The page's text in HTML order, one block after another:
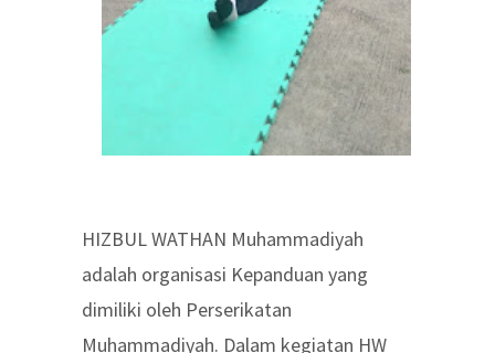
HIZBUL WATHAN Muhammadiyah
adalah organisasi Kepanduan yang
dimiliki oleh Perserikatan
Muhammadiyah. Dalam kegiatan HW